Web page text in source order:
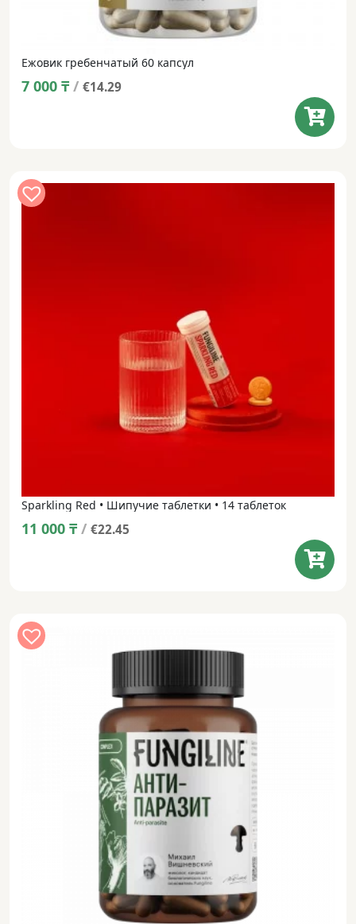
Ежовик гребенчатый 60 капсул
7 000 ₸ / €14.29
Sparkling Red • Шипучие таблетки • 14 таблеток
11 000 ₸ / €22.45